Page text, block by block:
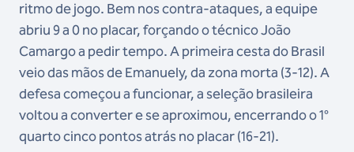
ritmo de jogo. Bem nos contra-ataques, a equipe
abriu 9 a 0 no placar, forçando o técnico João
Camargo a pedir tempo. A primeira cesta do Brasil
veio das mãos de Emanuely, da zona morta (3-12). A
defesa começou a funcionar, a seleção brasileira
voltou a converter e se aproximou, encerrando o 1°
quarto cinco pontos atrás no placar (16-21).